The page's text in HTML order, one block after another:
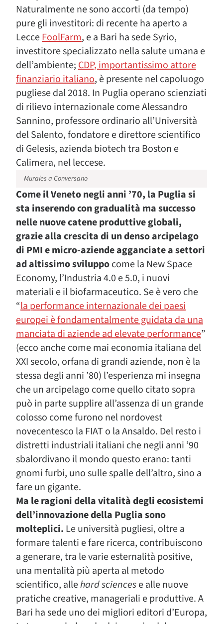
Naturalmente ne sono accorti (da tempo)
pure gli investitori: di recente ha aperto a
LecceFoolFarm, e a Bari ha sede Syrio,
investitore specializzato nella salute umana e
dell’ambiente;CDP, importantissimo attore
finanziario italiano, è presente nel capoluogo
pugliese dal 2018. In Puglia operano scienziati
di rilievo internazionale come Alessandro
Sannino, professore ordinario all’Università
del Salento, fondatore e direttore scientifico
di Gelesis, azienda biotech tra Boston e
Calimera, nel leccese.
Murales a Conversano
Come il Veneto negli anni ’70, la Puglia si
sta inserendo con gradualità ma successo
nelle nuove catene produttive globali,
grazie alla crescita di un denso arcipelago
di PMI e micro-aziende agganciate a settori
ad altissimo sviluppocome la New Space
Economy, l’Industria 4.0 e 5.0, i nuovi
materiali e il biofarmaceutico. Se è vero che
“la performance internazionale dei paesi
europei è fondamentalmente guidata da una
manciata di aziende ad elevate performance”
(ecco anche come mai economia italiana del
XXI secolo, orfana di grandi aziende, non è la
stessa degli anni ’80) l’esperienza mi insegna
che un arcipelago come quello citato sopra
può in parte supplire all’assenza di un grande
colosso come furono nel nordovest
novecentesco la FIAT o la Ansaldo. Del resto i
distretti industriali italiani che negli anni ’90
sbalordivano il mondo questo erano: tanti
gnomi furbi, uno sulle spalle dell’altro, sino a
fare un gigante.
Ma le ragioni della vitalità degli ecosistemi
dell’innovazione della Puglia sono
molteplici. Le università pugliesi, oltre a
formare talenti e fare ricerca, contribuiscono
a generare, tra le varie esternalità positive,
una mentalità più aperta al metodo
scientifico, allehard sciencese alle nuove
pratiche creative, manageriali e produttive. A
Bari ha sede uno dei migliori editori d’Europa,